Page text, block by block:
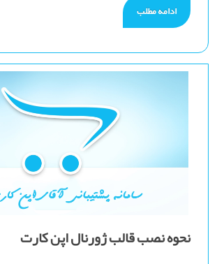
ادامه مطلب
نحوه نصب قالب ژورنال اپن کارت